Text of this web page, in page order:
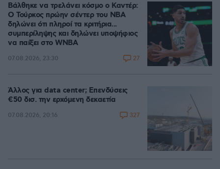
Βάλθηκε να τρελάνει κόσμο ο Καντέρ:
Ο Τούρκος πρώην σέντερ του NBA
δηλώνει ότι πληροί τα κριτήρια...
συμπερίληψης και δηλώνει υποψήφιος
να παίξει στο WNBA
07.08.2026, 23:30 27
Άλλος για data center; Επενδύσεις
€50 δισ. την ερχόμενη δεκαετία
07.08.2026, 20:16 327